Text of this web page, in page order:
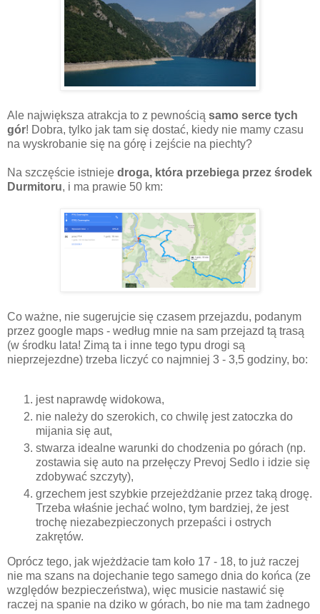
Ale największa atrakcja to z pewnością samo serce tych
gór! Dobra, tylko jak tam się dostać, kiedy nie mamy czasu
na wyskrobanie się na górę i zejście na piechty?
Na szczęście istnieje droga, która przebiega przez środek
Durmitoru, i ma prawie 50 km:
Co ważne, nie sugerujcie się czasem przejazdu, podanym
przez google maps - według mnie na sam przejazd tą trasą
(w środku lata! Zimą ta i inne tego typu drogi są
nieprzejezdne) trzeba liczyć co najmniej 3 - 3,5 godziny, bo:
jest naprawdę widokowa,
nie należy do szerokich, co chwilę jest zatoczka do
mijania się aut,
stwarza idealne warunki do chodzenia po górach (np.
zostawia się auto na przełęczy Prevoj Sedlo i idzie się
zdobywać szczyty),
grzechem jest szybkie przejeżdżanie przez taką drogę.
Trzeba właśnie jechać wolno, tym bardziej, że jest
trochę niezabezpieczonych przepaści i ostrych
zakrętów.
Oprócz tego, jak wjeżdżacie tam koło 17 - 18, to już raczej
nie ma szans na dojechanie tego samego dnia do końca (ze
względów bezpieczeństwa), więc musicie nastawić się
raczej na spanie na dziko w górach, bo nie ma tam żadnego